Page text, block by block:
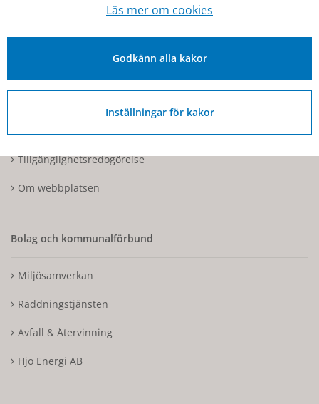
Organisationsnummer: 212000-1728
Om Hjo och webbplatsen
Tillgänglighetsdatabasen
Tillgänglighetsredogörelse
Om webbplatsen
Bolag och kommunalförbund
Miljösamverkan
Räddningstjänsten
Avfall & Återvinning
Hjo Energi AB
Läs mer om cookies
Godkänn alla kakor
Inställningar för kakor